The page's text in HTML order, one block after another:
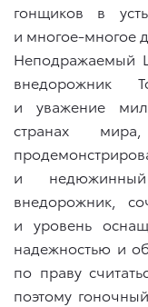
гонщиков в
и многое-многое
Неподражаемый
внедорожник
и уважение
странах
и
внедорожник,
и уровень
надежностью и
по праву
поэтому